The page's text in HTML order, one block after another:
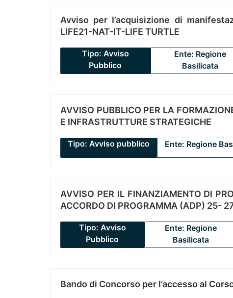
Avviso per l’acquisizione di
LIFE21-NAT-IT-LIFE TURTLE
Tipo: Avviso
Pubblico
Ente: Regione
Basilicata
AVVISO PUBBLICO PER LA
E INFRASTRUTTURE STRATEGICHE
Tipo: Avviso pubblico Ente: Regione
AVVISO PER IL FINANZIAMENTO DI
ACCORDO DI PROGRAMMA (ADP) 25-
Tipo: Avviso
Pubblico
Ente: Regione
Basilicata
Bando di Concorso per l’accesso al